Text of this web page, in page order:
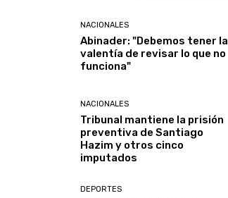
NACIONALES
Abinader: "Debemos tener la
valentía de revisar lo que no
funciona"
NACIONALES
Tribunal mantiene la prisión
preventiva de Santiago
Hazim y otros cinco
imputados
DEPORTES